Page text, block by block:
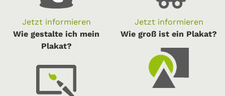
Jetzt informieren
Jetzt informieren
Wie gestalte ich mein
Plakat?
Wie groß ist ein Plakat?